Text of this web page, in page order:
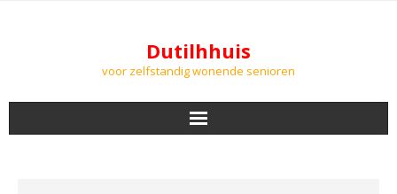
Dutilhhuis
voor zelfstandig wonende senioren